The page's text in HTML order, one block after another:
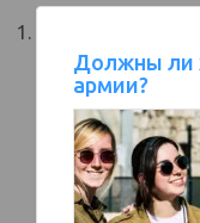
Должны ли
армии?